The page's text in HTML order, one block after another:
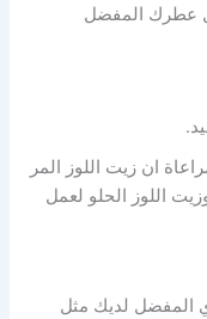
عطرك المفضل
ان زيت اللوز المر
اللوز الحلو لعمل
المفضل لديك مثل